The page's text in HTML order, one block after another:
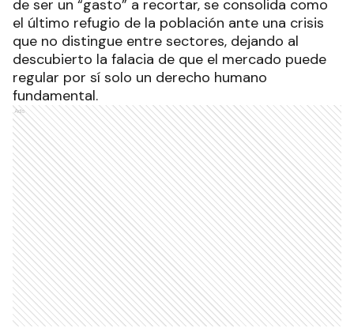
de ser un “gasto” a recortar, se consolida como
el último refugio de la población ante una crisis
que no distingue entre sectores, dejando al
descubierto la falacia de que el mercado puede
regular por sí solo un derecho humano
fundamental.
Ads